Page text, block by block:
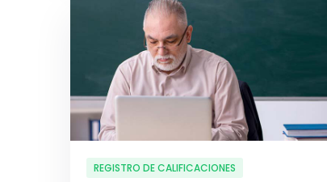
REGISTRO DE CALIFICACIONES